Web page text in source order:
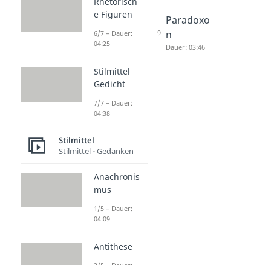
Antithese
Dauer: 03:28
Litotes
Dauer: 04:09
Paradoxo
n
Dauer: 03:46
e Figuren
6/7 – Dauer:
04:25
Stilmittel
Gedicht
7/7 – Dauer:
04:38
Stilmittel
Stilmittel - Gedanken
Anachronis
mus
1/5 – Dauer:
04:09
Antithese